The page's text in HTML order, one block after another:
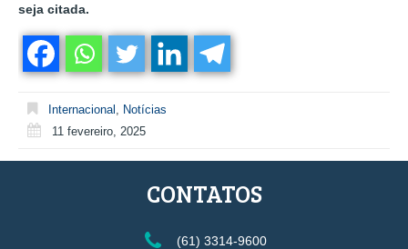
seja citada.
Internacional
Notícias
11 fevereiro, 2025
CONTATOS
(61) 3314-9600